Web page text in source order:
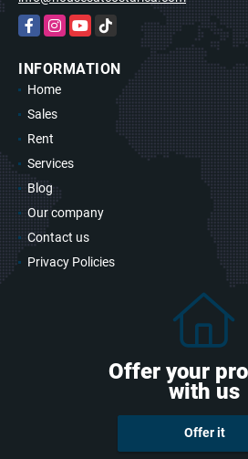
FacebookInstagram
YouTubeTikTok
INFORMATION
Home
Sales
Rent
Services
Blog
Our company
Contact us
Privacy Policies
Offer your
with us
Offer it